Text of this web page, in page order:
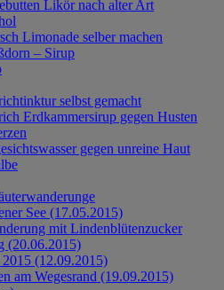
Likör nach alter Art
Limonade selber machen
– Sirup
selbst gemacht
Erdkammersirup gegen Husten
gegen unreine Haut
See (17.05.2015)
mit Lindenblütenzucker
(20.06.2015)
2015 (12.09.2015)
am Wegesrand (19.09.2015)